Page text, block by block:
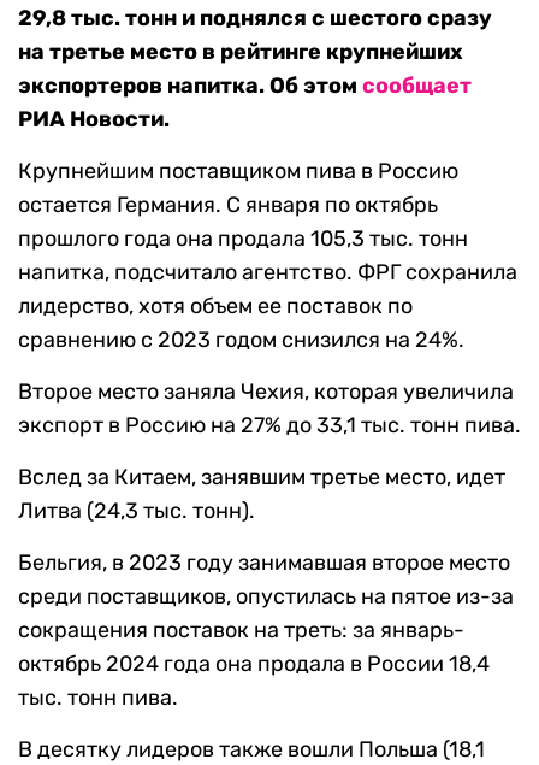
29,8 тыс. тонн и поднялся с шестого сразу
на третье место в рейтинге крупнейших
экспортеров напитка. Об этом сообщает
РИА Новости.
Крупнейшим поставщиком пива в Россию
остается Германия. С января по октябрь
прошлого года она продала 105,3 тыс. тонн
напитка, подсчитало агентство. ФРГ сохранила
лидерство, хотя объем ее поставок по
сравнению с 2023 годом снизился на 24%.
Второе место заняла Чехия, которая увеличила
экспорт в Россию на 27% до 33,1 тыс. тонн пива.
Вслед за Китаем, занявшим третье место, идет
Литва (24,3 тыс. тонн).
Бельгия, в 2023 году занимавшая второе место
среди поставщиков, опустилась на пятое из-за
сокращения поставок на треть: за январь-
октябрь 2024 года она продала в России 18,4
тыс. тонн пива.
В десятку лидеров также вошли Польша (18,1